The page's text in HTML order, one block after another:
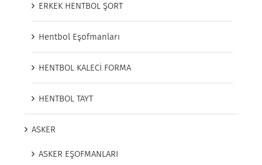
ERKEK HENTBOL ŞORT
Hentbol Eşofmanları
HENTBOL KALECİ FORMA
HENTBOL TAYT
ASKER
ASKER EŞOFMANLARI